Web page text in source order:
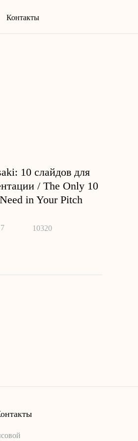
Контакты
10 слайдов для
/ The Only 10
in Your Pitch
10320